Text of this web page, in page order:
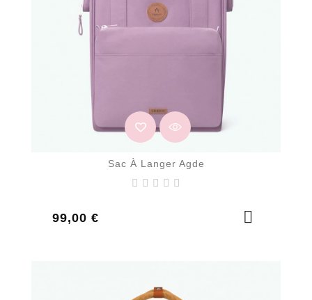
Sac À Langer Agde
99,00 €
Prix